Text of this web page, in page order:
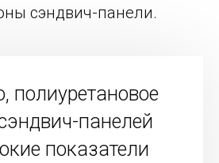
сэндвич-панели.
полиуретановое
панелей
показатели